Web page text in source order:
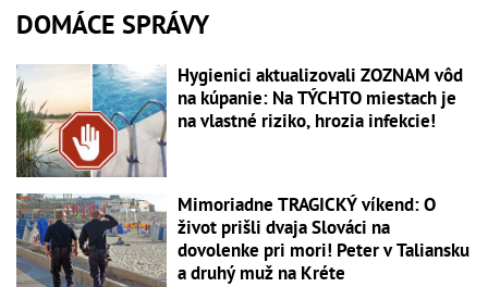
DOMÁCE SPRÁVY
Hygienici aktualizovali ZOZNAM vôd
na kúpanie: Na TÝCHTO miestach je
na vlastné riziko, hrozia infekcie!
Mimoriadne TRAGICKÝ víkend: O
život prišli dvaja Slováci na
dovolenke pri mori! Peter v Taliansku
a druhý muž na Kréte